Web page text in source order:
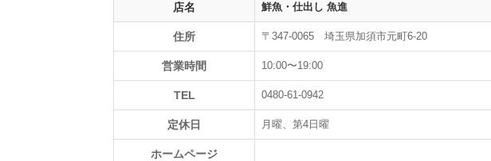
店名 鮮魚・仕出し 魚進
住所 〒347-0065 埼玉県加須市元町6-20
営業時間 10:00〜19:00
TEL 0480-61-0942
定休日 月曜、第4日曜
ホームページ